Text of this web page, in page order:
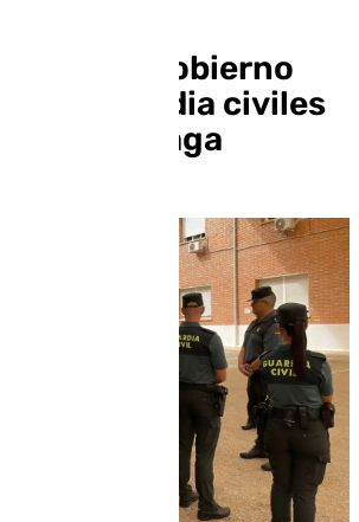
del Gobierno
123 guardia civiles
en Málaga